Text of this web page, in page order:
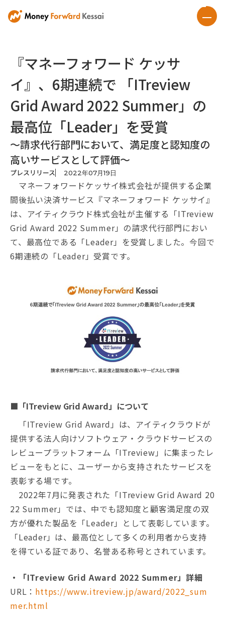
『マネーフォワード ケッサ
イ』、6期連続で 「ITreview
Grid Award 2022 Summer」の
最高位「Leader」を受賞
〜請求代行部門において、満足度と認知度の
高いサービスとして評価〜
プレスリリース 2022年07月19日
マネーフォワードケッサイ株式会社が提供する企業
間後払い決済サービス『マネーフォワード ケッサイ』
は、アイティクラウド株式会社が主催する「ITreview
Grid Award 2022 Summer」の請求代行部門におい
て、最高位である「Leader」を受賞しました。今回で
6期連続の「Leader」受賞です。
■「ITreview Grid Award」について
「ITreview Grid Award」は、アイティクラウドが
提供する法人向けソフトウェア・クラウドサービスの
レビュープラットフォーム「ITreview」に集まったレ
ビューをもとに、ユーザーから支持されたサービスを
表彰する場です。
2022年7月に発表された「ITreview Grid Award 20
22 Summer」では、中でも認知度と顧客満足度の双
方が優れた製品を「Leader」として表彰しています。
「Leader」は、最高位として多くの利用者から支持
を得ている証であり、名誉ある称号とされています。
・「ITreview Grid Award 2022 Summer」詳細
URL： https://www.itreview.jp/award/2022_sum
mer.html